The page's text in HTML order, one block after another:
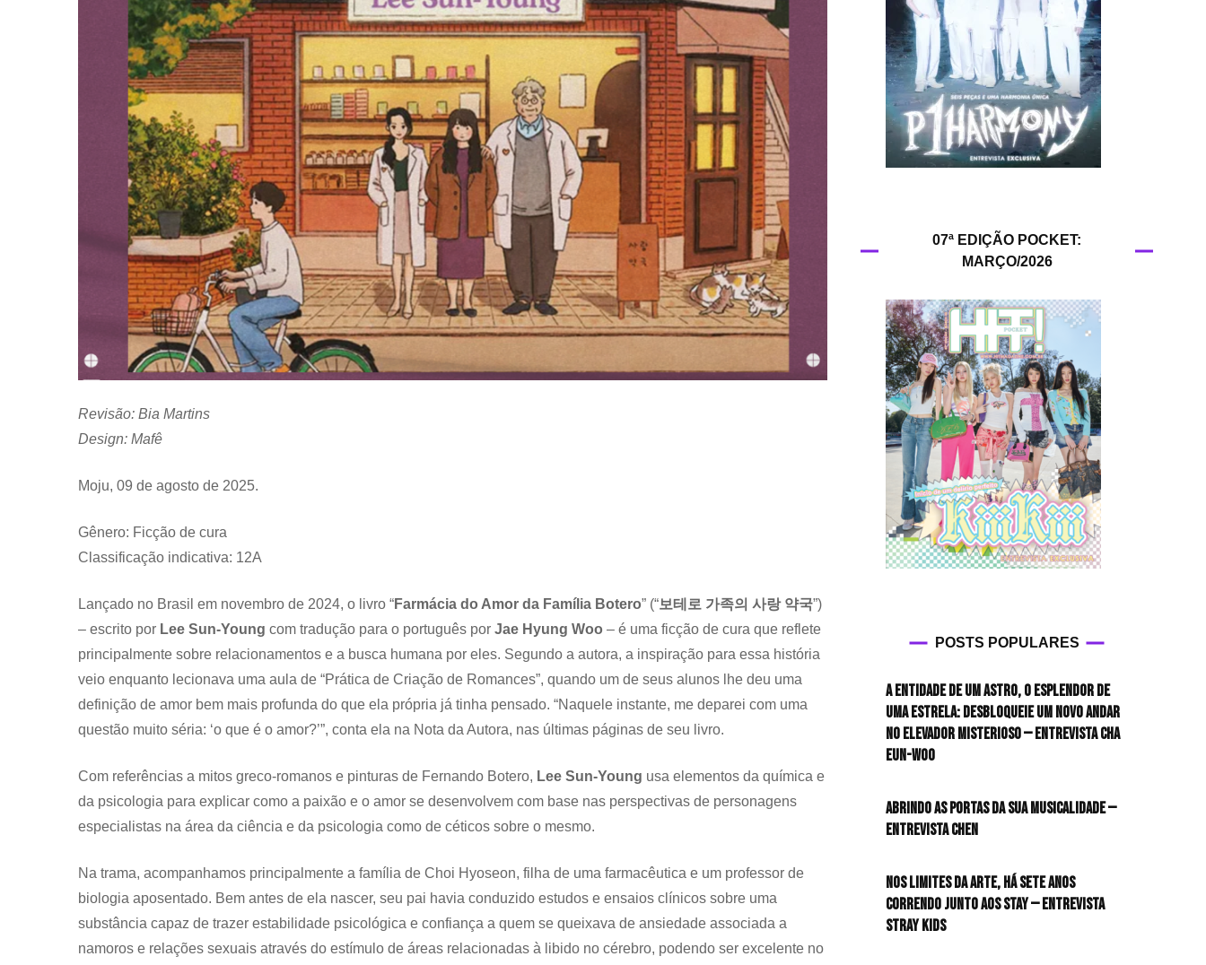
HIT!Diary
HIT!Lyrics
HIT!Politics
HIT!Queer
HIT!Vem aí
Panfletando
Família
Botero
Revisão: Bia Martins
Design: Mafê
Moju, 09 de agosto de 2025.
Gênero: Ficção de cura
Classificação indicativa: 12A
Lançado no Brasil em novembro de 2024, o livro “Farmácia do Amor da Família Botero” (“보테로 가족의 사랑 약국”)
– escrito por Lee Sun-Young com tradução para o português por Jae Hyung Woo – é uma ficção de cura que reflete
principalmente sobre relacionamentos e a busca humana por eles. Segundo a autora, a inspiração para essa história
veio enquanto lecionava uma aula de “Prática de Criação de Romances”, quando um de seus alunos lhe deu uma
definição de amor bem mais profunda do que ela própria já tinha pensado. “Naquele instante, me deparei com uma
questão muito séria: ‘o que é o amor?’”, conta ela na Nota da Autora, nas últimas páginas de seu livro.
Com referências a mitos greco-romanos e pinturas de Fernando Botero, Lee Sun-Young usa elementos da química e
da psicologia para explicar como a paixão e o amor se desenvolvem com base nas perspectivas de personagens
especialistas na área da ciência e da psicologia como de céticos sobre o mesmo.
Na trama, acompanhamos principalmente a família de Choi Hyoseon, filha de uma farmacêutica e um professor de
biologia aposentado. Bem antes de ela nascer, seu pai havia conduzido estudos e ensaios clínicos sobre uma
substância capaz de trazer estabilidade psicológica e confiança a quem se queixava de ansiedade associada a
namoros e relações sexuais através do estímulo de áreas relacionadas à libido no cérebro, podendo ser excelente no
07ª EDIÇÃO POCKET:
MARÇO/2026
POSTS POPULARES
A entidade de um astro, o esplendor de
uma estrela: desbloqueie um novo andar
no elevador misterioso — Entrevista CHA
EUN-WOO
Abrindo as portas da sua musicalidade —
Entrevista CHEN
Nos limites da arte, há sete anos
correndo junto aos STAY — Entrevista
Stray Kids